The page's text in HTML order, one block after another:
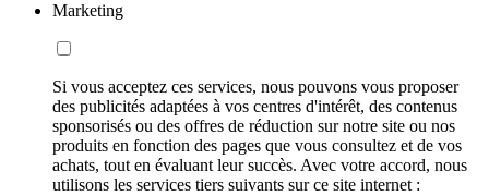
Marketing
Si vous acceptez ces services, nous pouvons vous proposer
des publicités adaptées à vos centres d'intérêt, des contenus
sponsorisés ou des offres de réduction sur notre site ou nos
produits en fonction des pages que vous consultez et de vos
achats, tout en évaluant leur succès. Avec votre accord, nous
utilisons les services tiers suivants sur ce site internet :